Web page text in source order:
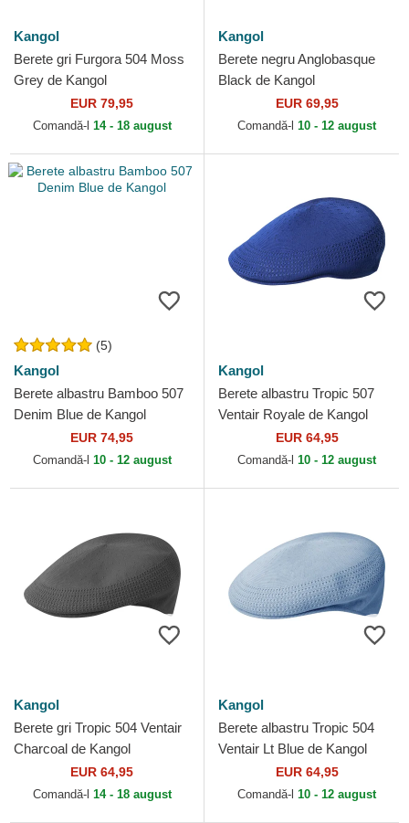
Kangol
Berete gri Furgora 504 Moss
Grey de Kangol
EUR 79,95
Comandă-l 14 - 18 august
Kangol
Berete negru Anglobasque
Black de Kangol
EUR 69,95
Comandă-l 10 - 12 august
(5)
Kangol
Berete albastru Bamboo 507
Denim Blue de Kangol
EUR 74,95
Comandă-l 10 - 12 august
Kangol
Berete albastru Tropic 507
Ventair Royale de Kangol
EUR 64,95
Comandă-l 10 - 12 august
Kangol
Berete gri Tropic 504 Ventair
Charcoal de Kangol
EUR 64,95
Comandă-l 14 - 18 august
Kangol
Berete albastru Tropic 504
Ventair Lt Blue de Kangol
EUR 64,95
Comandă-l 10 - 12 august